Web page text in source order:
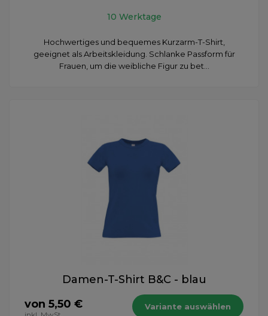
10 Werktage
Hochwertiges und bequemes Kurzarm-T-Shirt,
geeignet als Arbeitskleidung. Schlanke Passform für
Frauen, um die weibliche Figur zu bet...
Damen-T-Shirt B&C - blau
von 5,50 €
Variante auswählen